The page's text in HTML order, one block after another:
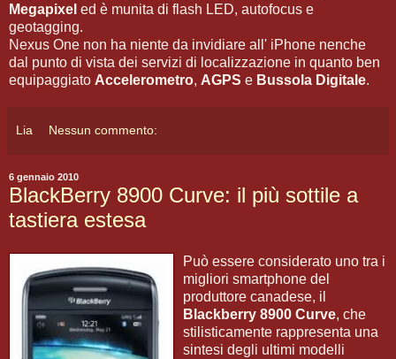
Megapixel ed è munita di flash LED, autofocus e
geotagging.
Nexus One non ha niente da invidiare all' iPhone nenche
dal punto di vista dei servizi di localizzazione in quanto ben
equipaggiato Accelerometro, AGPS e Bussola Digitale.
Lia Nessun commento:
6 gennaio 2010
BlackBerry 8900 Curve: il più sottile a
tastiera estesa
Può essere considerato uno tra i
migliori smartphone del
produttore canadese, il
Blackberry 8900 Curve, che
stilisticamente rappresenta una
sintesi degli ultimi modelli